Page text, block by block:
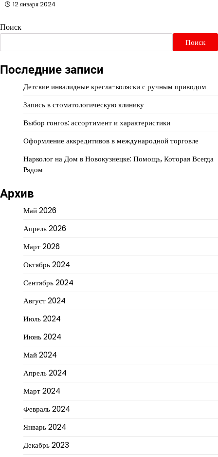
12 января 2024
Поиск
Поиск
Последние записи
Детские инвалидные кресла-коляски с ручным приводом
Запись в стоматологическую клинику
Выбор гонгов: ассортимент и характеристики
Оформление аккредитивов в международной торговле
Нарколог на Дом в Новокузнецке: Помощь, Которая Всегда
Рядом
Архив
Май 2026
Апрель 2026
Март 2026
Октябрь 2024
Сентябрь 2024
Август 2024
Июль 2024
Июнь 2024
Май 2024
Апрель 2024
Март 2024
Февраль 2024
Январь 2024
Декабрь 2023